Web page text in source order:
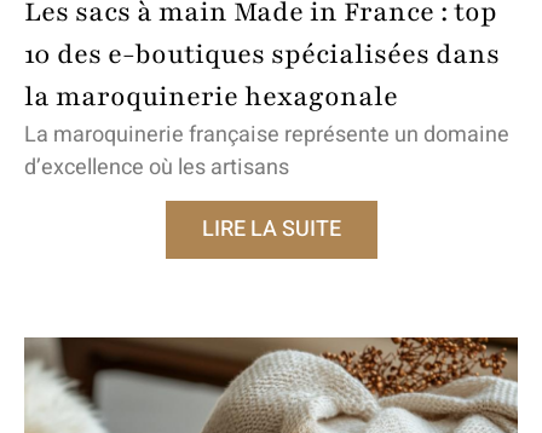
Les sacs à main Made in France : top
10 des e-boutiques spécialisées dans
la maroquinerie hexagonale
La maroquinerie française représente un domaine
d’excellence où les artisans
LIRE LA SUITE